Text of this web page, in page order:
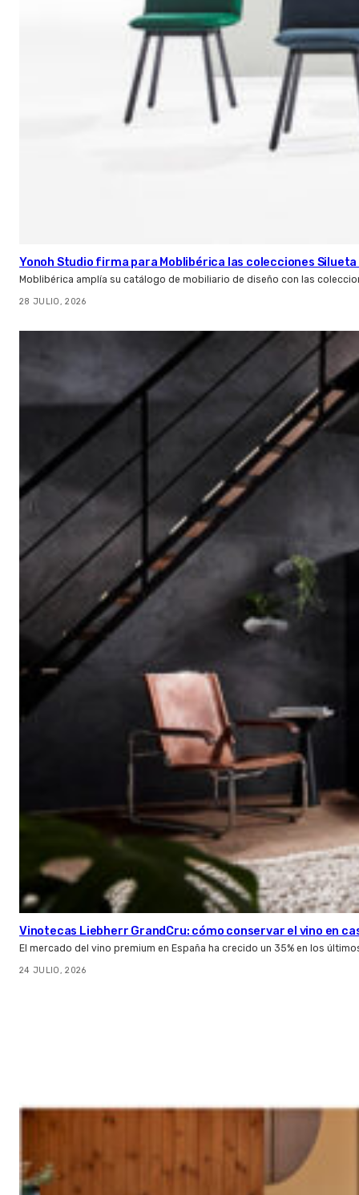
Yonoh Studio firma para Moblibérica las colecciones Silueta
Moblibérica amplía su catálogo de mobiliario de diseño con las
28 JULIO, 2026
Vinotecas Liebherr GrandCru: cómo conservar el vino en
El mercado del vino premium en España ha crecido un 35% en los
24 JULIO, 2026